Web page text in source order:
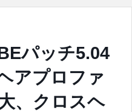
パッチ5.04
アプロファ
、クロスヘ